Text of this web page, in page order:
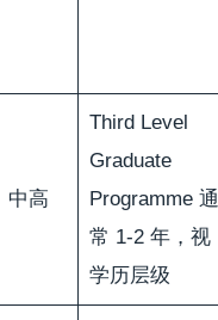
中高
Third Level
Graduate
Programme 通
常 1-2 年，视
学历层级